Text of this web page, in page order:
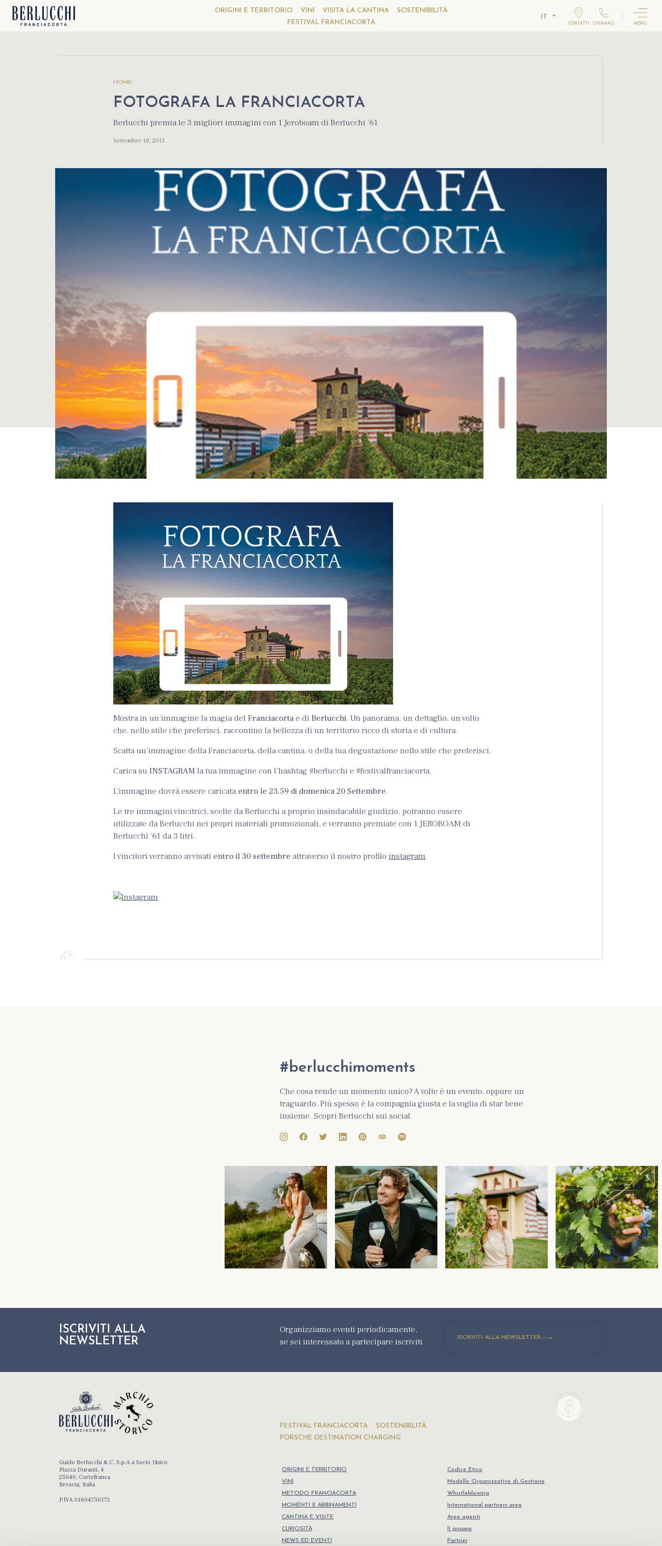
ORIGINI E TERRITORIO VINI VISITA LA CANTINA
SOSTENIBILITÀ
FESTIVAL FRANCIACORTA
IT
CONTATTI CHIAMACI MENU
HOME
FOTOGRAFA LA FRANCIACORTA
Berlucchi premia le 3 migliori immagini con 1 Jeroboam di Berlucchi ’61
Settembre 18, 2015
Mostra in un’immagine la magia delFranciacortae diBerlucchi. Un panorama, un dettaglio, un volto
che, nello stile che preferisci, raccontino la bellezza di un territorio ricco di storia e di cultura.
Scatta un’immagine della Franciacorta, della cantina, o della tua degustazione nello stile che preferisci.
Carica suINSTAGRAMla tua immagine con l’hashtag #berlucchi e #festivalfranciacorta.
L’immagine dovrà essere caricata entro le 23.59 di domenica 20 Settembre.
Le tre immagini vincitrici, scelte da Berlucchi a proprio insindacabile giudizio, potranno essere
utilizzate da Berlucchi nei propri materiali promozionali, e verranno premiate con 1 JEROBOAM di
Berlucchi ’61 da 3 litri.
I vincitori verranno avvisati entro il 30 settembreattraverso il nostro profilo instagram
#berlucchimoments
Che cosa rende un momento unico? A volte è un evento, oppure un
traguardo. Più spesso è la compagnia giusta e la voglia di star bene
insieme. Scopri Berlucchi sui social.
ISCRIVITI ALLA
NEWSLETTER
Organizziamo eventi periodicamente,
se sei interessato a partecipare iscriviti
ISCRIVITI ALLA NEWSLETTER
Guido Berlucchi & C. S.p.A a Socio Unico
Piazza Duranti, 4
25040, Cortefranca
Brescia, Italia
P.IVA 01604750172
FESTIVAL FRANCIACORTA
SOSTENIBILITÀ
PORSCHE DESTINATION CHARGING
ORIGINI E TERRITORIO
VINI
METODO FRANCIACORTA
MOMENTI E ABBINAMENTI
CANTINA E VISITE
CURIOSITÀ
NEWS ED EVENTI
Codice Etico
Modello Organizzativo di Gestione
Whistleblowing
International partners area
Area agenti
Il gruppo
Partner